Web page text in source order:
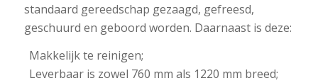
standaard gereedschap gezaagd, gefreesd,
geschuurd en geboord worden. Daarnaast is deze:
Makkelijk te reinigen;
Leverbaar is zowel 760 mm als 1220 mm breed;